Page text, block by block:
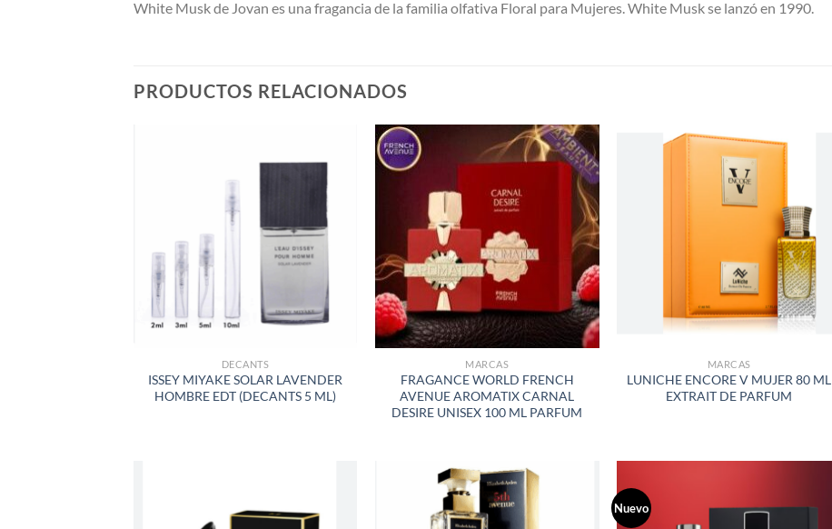
White Musk de Jovan es una fragancia de la familia olfativa Floral para Mujeres. White Musk se lanzó en 1990.
PRODUCTOS RELACIONADOS
DESEOS
DECANTS
ISSEY MIYAKE SOLAR LAVENDER
HOMBRE EDT (DECANTS 5 ML)
DESEOS
MARCAS
FRAGANCE WORLD FRENCH
AVENUE AROMATIX CARNAL
DESIRE UNISEX 100 ML PARFUM
AÑADIR
LISTA
DE
DESEOS
MARCAS
LUNICHE ENCORE V MUJER 80 ML
EXTRAIT DE PARFUM
AÑADIR
Nuevo